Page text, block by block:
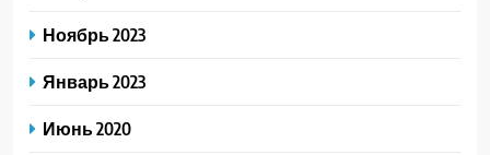
Ноябрь 2023
Январь 2023
Июнь 2020